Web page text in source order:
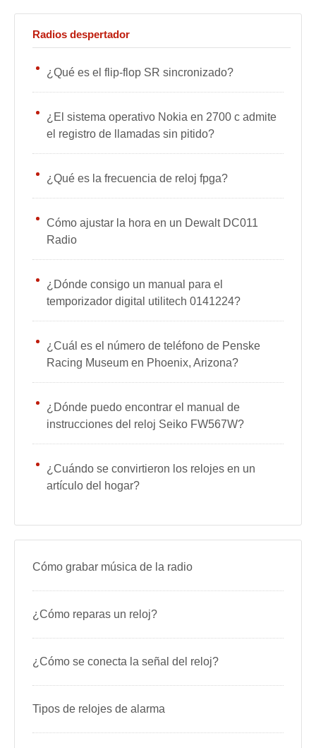
Radios despertador
¿Qué es el flip-flop SR sincronizado?
¿El sistema operativo Nokia en 2700 c admite
el registro de llamadas sin pitido?
¿Qué es la frecuencia de reloj fpga?
Cómo ajustar la hora en un Dewalt DC011
Radio
¿Dónde consigo un manual para el
temporizador digital utilitech 0141224?
¿Cuál es el número de teléfono de Penske
Racing Museum en Phoenix, Arizona?
¿Dónde puedo encontrar el manual de
instrucciones del reloj Seiko FW567W?
¿Cuándo se convirtieron los relojes en un
artículo del hogar?
Cómo grabar música de la radio
¿Cómo reparas un reloj?
¿Cómo se conecta la señal del reloj?
Tipos de relojes de alarma